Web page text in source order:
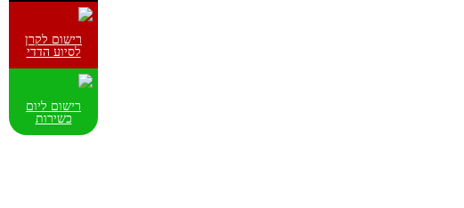
רישום לקרן
לסיוע הדדי
רישום ליום
כשירות